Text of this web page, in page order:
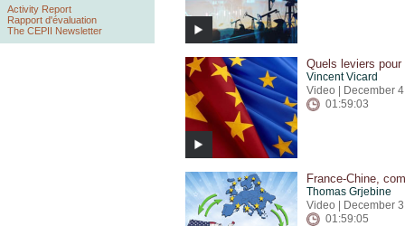
Activity Report
Rapport d'évaluation
The CEPII Newsletter
Quels leviers
Vincent Vicard
Video | December
01:59:03
France-Chine,
Thomas Grjebine
Video | December
01:59:05